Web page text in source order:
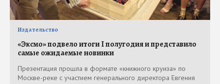
Издательство
«Эксмо» подвело итоги I полугодия и представило
самые ожидаемые новинки
Презентация прошла в формате «книжного круиза» по
Москве-реке с участием генерального директора Евгения